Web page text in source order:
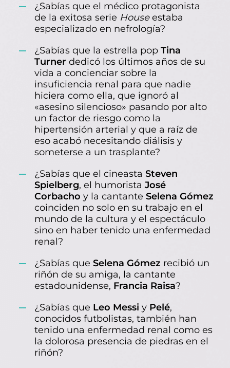
¿Sabías que el médico protagonista
de la exitosa serie Houseestaba
especializado en nefrología?
¿Sabías que la estrella pop Tina
Turner dedicó los últimos años de su
vida a concienciar sobre la
insuficiencia renal para que nadie
hiciera como ella, que ignoró al
«asesino silencioso» pasando por alto
un factor de riesgo como la
hipertensión arterial y que a raíz de
eso acabó necesitando diálisis y
someterse a un trasplante?
¿Sabías que el cineasta Steven
Spielberg, el humorista José
Corbacho y la cantante Selena Gómez
coinciden no solo en su trabajo en el
mundo de la cultura y el espectáculo
sino en haber tenido una enfermedad
renal?
¿Sabías que Selena Gómez recibió un
riñón de su amiga, la cantante
estadounidense, Francia Raisa?
¿Sabías que Leo Messi y Pelé,
conocidos futbolistas, también han
tenido una enfermedad renal como es
la dolorosa presencia de piedras en el
riñón?